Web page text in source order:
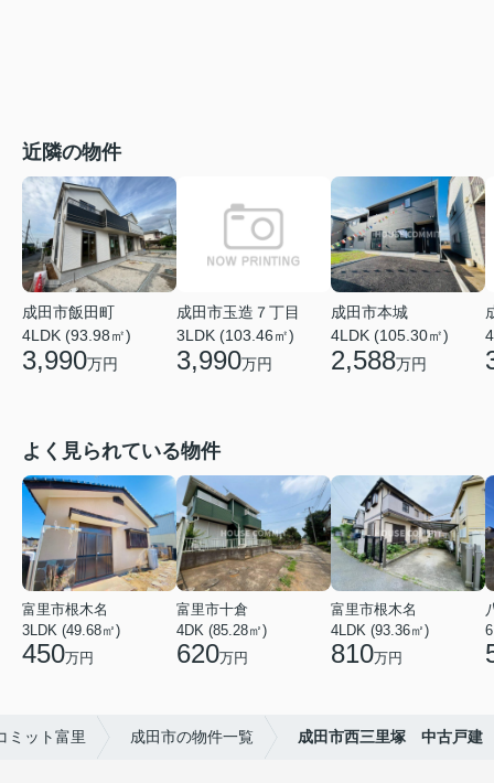
近隣の物件
成田市飯田町
4LDK (93.98㎡)
3,990万円
成田市玉造７丁目
3LDK (103.46㎡)
3,990万円
成田市本城
4LDK (105.30㎡)
2,588万円
よく見られている物件
富里市根木名
3LDK (49.68㎡)
450万円
富里市十倉
4DK (85.28㎡)
620万円
富里市根木名
4LDK (93.36㎡)
810万円
ミット富里 成田市の物件一覧 成田市西三里塚 中古戸建